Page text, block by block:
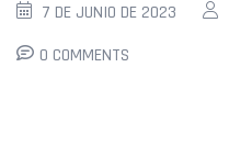
7 DE JUNIO DE 2023
0 COMMENTS